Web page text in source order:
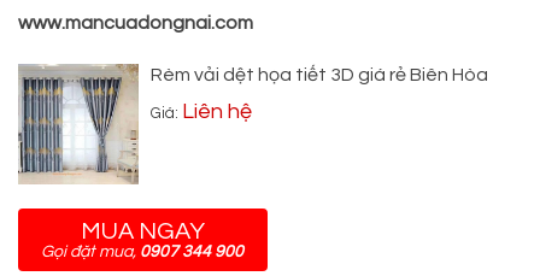
www.mancuadongnai.com
Rèm vải dệt họa tiết 3D giá rẻ Biên Hòa
Giá: Liên hệ
MUA NGAY
Gọi đặt mua, 0907 344 900